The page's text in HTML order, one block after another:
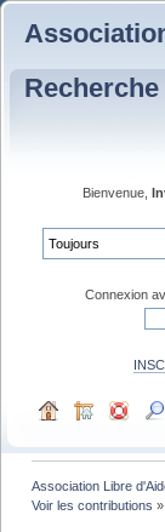
Bienvenue,
Connexion
Association Libre
Voir les contributions »